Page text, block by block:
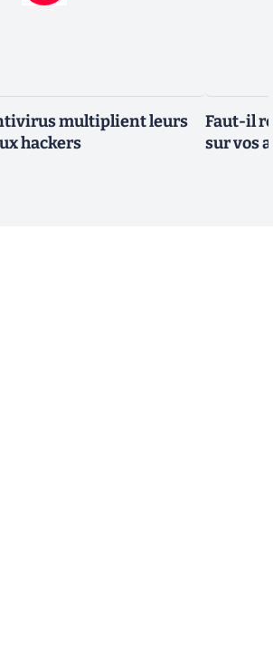
multiplient leurs
hackers
Faut-il
sur vos